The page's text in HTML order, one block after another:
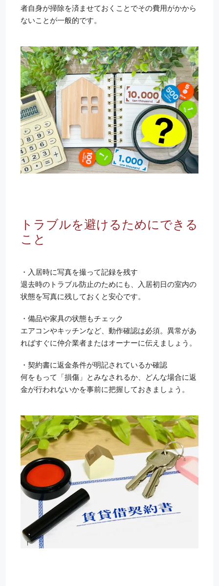
者自身が掃除を済ませておくことでその費用がかから
ないことが一般的です。
トラブルを避けるためにできる
こと
・入居時に写真を撮って記録を残す
退去時のトラブル防止のためにも、入居初日の室内の
状態を写真に残しておくと安心です。
・備品や家具の状態もチェック
エアコンやキッチンなど、動作確認は必須。異常があ
ればすぐに仲介業者またはオーナーに伝えましょう。
・契約書に返金条件が明記されているか確認
何をもって「損傷」とみなされるか、どんな場合に返
金が行われないかを事前に把握しておきましょう。